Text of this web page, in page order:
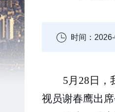
时间：
5月 28 日，
视员谢春鹰出席